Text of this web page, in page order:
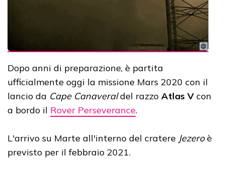
Dopo anni di preparazione, è partita
ufficialmente oggi la missione Mars 2020 con il
lancio da Cape Canaveraldel razzo Atlas V con
a bordo il Rover Perseverance.
L'arrivo su Marte all'interno del cratere Jezeroè
previsto per il febbraio 2021.